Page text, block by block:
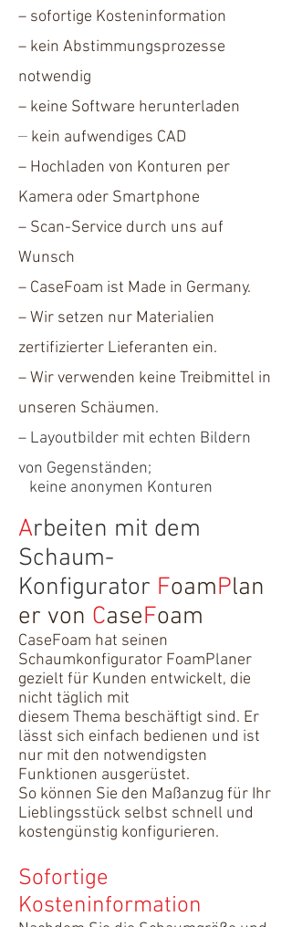
– sofortige Kosteninformation
– ​kein Abstimmungsprozesse
notwendig
– ​keine Software herunterladen
– ​kein aufwendiges CAD
– ​Hochladen von Konturen per
Kamera oder Smartphone
– ​Scan-Service durch uns auf
Wunsch
– ​CaseFoam ist Made in Germany.
– ​Wir setzen nur Materialien
zertifizierter Lieferanten ein.
– ​Wir verwenden keine Treibmittel in
unseren Schäumen.
– ​Layoutbilder mit echten Bildern
von Gegenständen;
keine anonymen Konturen
​Arbeiten mit dem
Schaum-
Konfigurator FoamPlan
er von CaseFoam
CaseFoam hat seinen
Schaumkonfigurator FoamPlaner
gezielt für Kunden entwickelt, die
nicht täglich mit
diesem Thema beschäftigt sind. Er
lässt sich einfach bedienen und ist
nur mit den notwendigsten
Funktionen ausgerüstet.
So können Sie den Maßanzug für Ihr
Lieblingsstück selbst schnell und
kostengünstig konfigurieren.
​Sofortige
Kosteninformation